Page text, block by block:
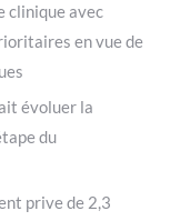
clinique avec
en vue de
évoluer la
du
prive de 2,3